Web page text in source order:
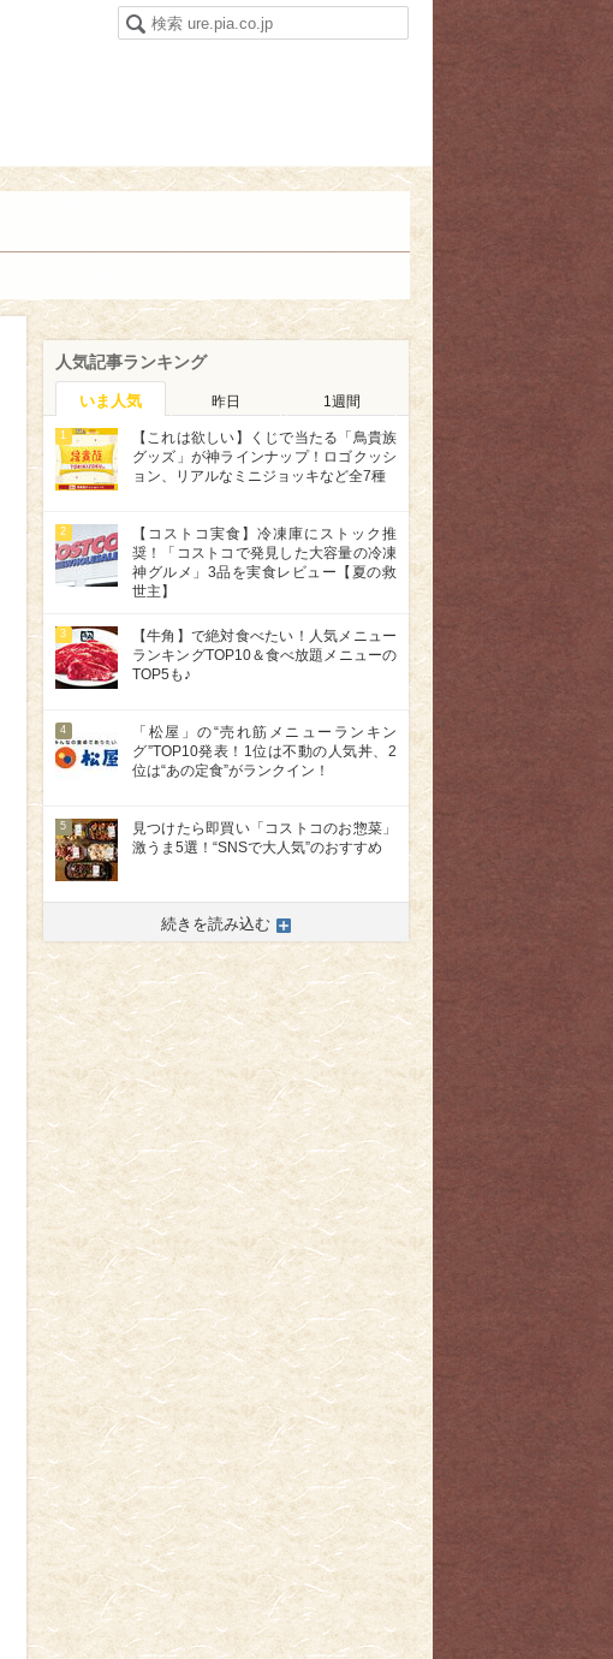
人気記事ランキング
いま人気 昨日 1週間
1
【これは欲しい】くじで当たる「鳥貴族
グッズ」が神ラインナップ！ロゴクッシ
ョン、リアルなミニジョッキなど全7種
2
【コストコ実食】冷凍庫にストック推
奨！「コストコで発見した大容量の冷凍
神グルメ」3品を実食レビュー【夏の救
世主】
3
【牛角】で絶対食べたい！人気メニュー
ランキングTOP10＆食べ放題メニューの
TOP5も♪
4
「松屋」の“売れ筋メニューランキン
グ”TOP10発表！1位は不動の人気丼、2
位は“あの定食”がランクイン！
5
見つけたら即買い「コストコのお惣菜」
激うま5選！“SNSで大人気”のおすすめ
続きを読み込む